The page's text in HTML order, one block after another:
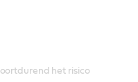
het risico